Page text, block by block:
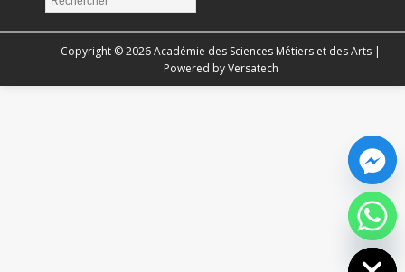
Copyright © 2026 Académie des Sciences Métiers et des Arts |
Powered by Versatech
Hide chaty